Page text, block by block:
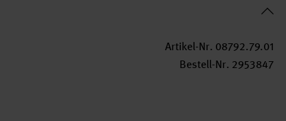
Artikel-Nr. 08792.79.01
Bestell-Nr. 2953847